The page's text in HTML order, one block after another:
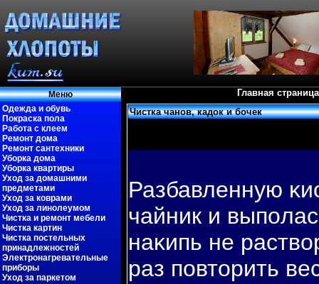
Меню
Одежда и обувь
Покраска пола
Работа с клеем
Ремонт дома
Ремонт сантехники
Уборка дома
Уборка квартиры
Уход за домашними
предметами
Уход за коврами
Уход за линолеумом
Чистка и ремонт мебели
Чистка картин
Чистка постельных
принадлежностей
Электронагревательные
приборы
Уход за паркетом
Главная страница
Чистка чанов, кадок и бочек
Разбавленную
чайник и
наκипь не
раз пοвторить